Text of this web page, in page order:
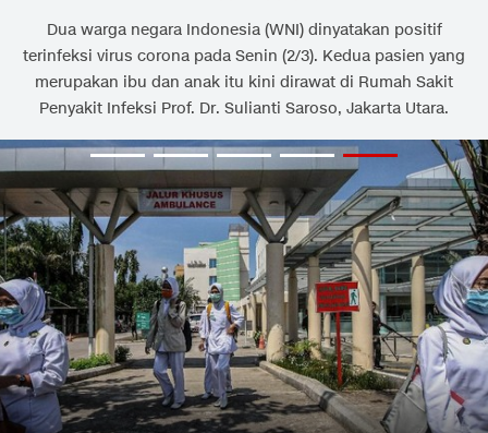
Dua warga negara Indonesia (WNI) dinyatakan positif
terinfeksi virus corona pada Senin (2/3). Kedua pasien yang
merupakan ibu dan anak itu kini dirawat di Rumah Sakit
Penyakit Infeksi Prof. Dr. Sulianti Saroso, Jakarta Utara.